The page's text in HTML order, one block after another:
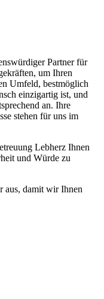
Partner für
um Ihren
Umfeld, bestmöglich
einzigartig ist, und
an. Ihre
stehen für uns im
Lebherz Ihnen
und Würde zu
aus, damit wir Ihnen